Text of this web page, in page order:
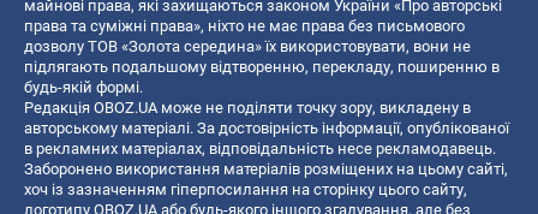
майнові права, які захищаються законом України «Про авторські
права та суміжні права», ніхто не має права без письмового
дозволу ТОВ «Золота середина» їх використовувати, вони не
підлягають подальшому відтворенню, перекладу, поширенню в
будь-якій формі.
Редакція OBOZ.UA може не поділяти точку зору, викладену в
авторському матеріалі. За достовірність інформації, опублікованої
в рекламних матеріалах, відповідальність несе рекламодавець.
Заборонено використання матеріалів розміщених на цьому сайті,
хоч із зазначенням гіперпосилання на сторінку цього сайту,
логотипу OBOZ.UA або будь-якого іншого згадування, але без